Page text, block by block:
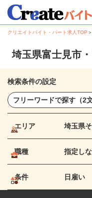
クリエイトバイト・パート求人TOP ＞
埼玉県富士見市
検索条件の設定
エリア 埼玉県
職種 指定し
条件 日雇い